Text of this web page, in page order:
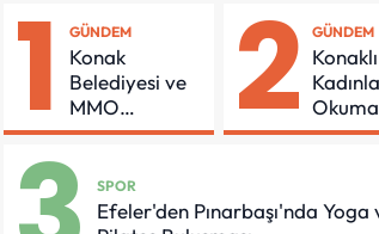
1 GÜNDEM
Konak
Belediyesi ve
MMO
Arasında
Güvenliği İçin
Önemli
2 GÜNDEM
Konaklı
Okuma
Azmi
SPOR
Efeler'den Pınarbaşı'nda Yoga